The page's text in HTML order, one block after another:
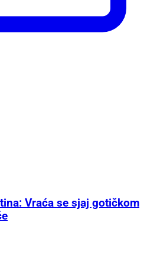
Vraća se sjaj gotičkom